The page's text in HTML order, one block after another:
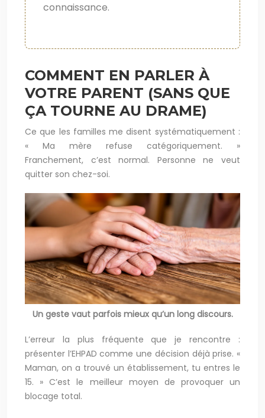
connaissance.
COMMENT EN PARLER À
VOTRE PARENT (SANS QUE
ÇA TOURNE AU DRAME)
Ce que les familles me disent systématiquement :
« Ma mère refuse catégoriquement. »
Franchement, c’est normal. Personne ne veut
quitter son chez-soi.
Un geste vaut parfois mieux qu’un long discours.
L’erreur la plus fréquente que je rencontre :
présenter l’EHPAD comme une décision déjà prise. «
Maman, on a trouvé un établissement, tu entres le
15. » C’est le meilleur moyen de provoquer un
blocage total.